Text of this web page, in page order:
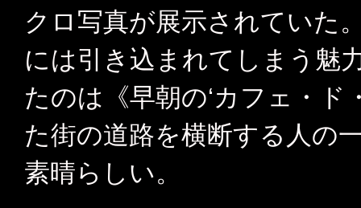
クロ写真が展示されていた
には引き込まれてしまう魅
たのは《早朝の‘カフェ・ド
た街の道路を横断する人の
素晴らしい。